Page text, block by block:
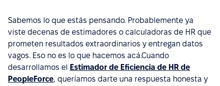
Sabemos lo que estás pensando. Probablemente ya
viste decenas de estimadores o calculadoras de HR que
prometen resultados extraordinarios y entregan datos
vagos. Eso no es lo que hacemos acá.Cuando
desarrollamos el Estimador de Eficiencia de HR de
PeopleForce, queríamos darte una respuesta honesta y